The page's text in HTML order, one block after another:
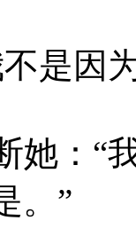
是因
：“
。”